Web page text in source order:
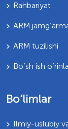
Rahbariyat
ARM
ARM tuzilishi
Bo’sh ish
Bo‘limlar
Ilmiy-uslubiy